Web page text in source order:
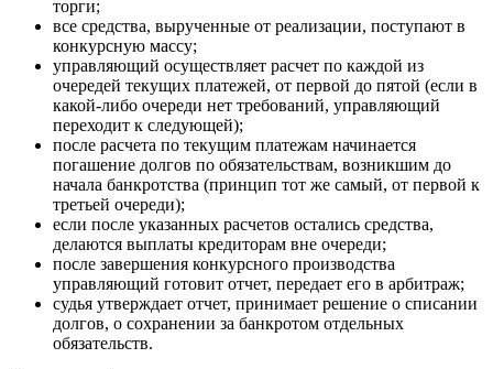
торги;
все средства, вырученные от реализации, поступают в
конкурсную массу;
управляющий осуществляет расчет по каждой из
очередей текущих платежей, от первой до пятой (если в
какой-либо очереди нет требований, управляющий
переходит к следующей);
после расчета по текущим платежам начинается
погашение долгов по обязательствам, возникшим до
начала банкротства (принцип тот же самый, от первой к
третьей очереди);
если после указанных расчетов остались средства,
делаются выплаты кредиторам вне очереди;
после завершения конкурсного производства
управляющий готовит отчет, передает его в арбитраж;
судья утверждает отчет, принимает решение о списании
долгов, о сохранении за банкротом отдельных
обязательств.